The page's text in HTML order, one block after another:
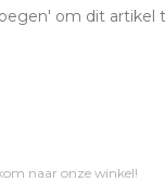
om dit artikel
naar onze winkel!